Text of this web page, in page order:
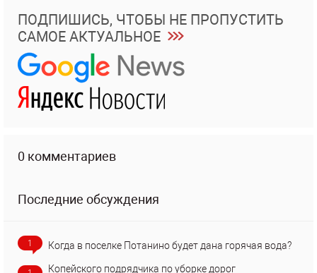
ПОДПИШИСЬ, ЧТОБЫ НЕ ПРОПУСТИТЬ
САМОЕ АКТУАЛЬНОЕ
0 комментариев
Последние обсуждения
1 Когда в поселке Потанино будет дана горячая вода?
Копейского подрядчика по уборке дорог